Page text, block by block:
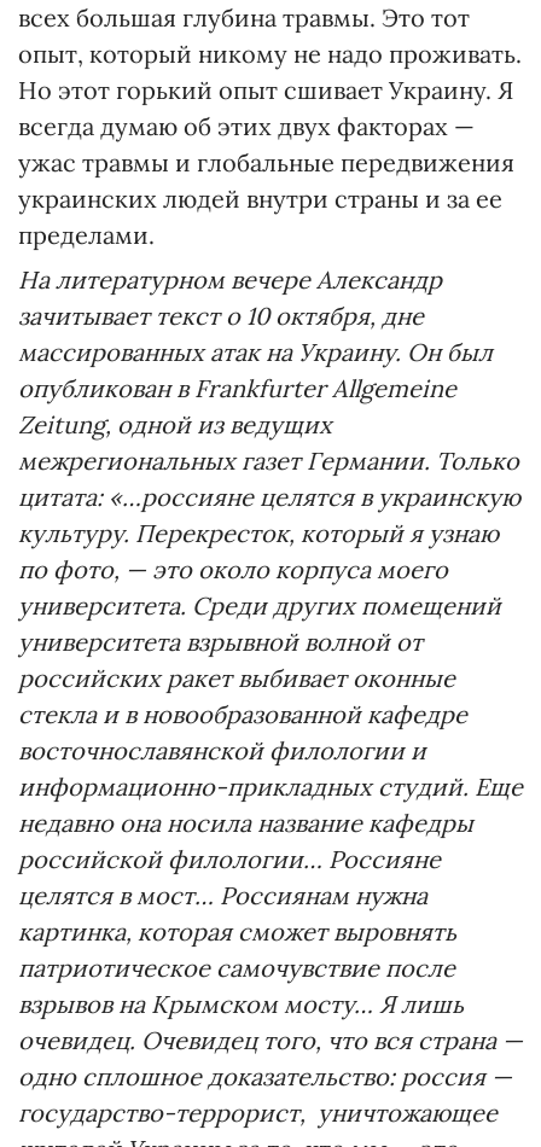
всех большая глубина травмы. Это тот
опыт, который никому не надо проживать.
Но этот горький опыт сшивает Украину. Я
всегда думаю об этих двух факторах —
ужас травмы и глобальные передвижения
украинских людей внутри страны и за ее
пределами.
На литературном вечере Александр
зачитывает текст о 10 октября, дне
массированных атак на Украину. Он был
опубликован в Frankfurter Allgemeine
Zeitung, одной из ведущих
межрегиональных газет Германии. Только
цитата: «…россияне целятся в украинскую
культуру. Перекресток, который я узнаю
по фото, — это около корпуса моего
университета. Среди других помещений
университета взрывной волной от
российских ракет выбивает оконные
стекла и в новообразованной кафедре
восточнославянской филологии и
информационно-прикладных студий. Еще
недавно она носила название кафедры
российской филологии… Россияне
целятся в мост… Россиянам нужна
картинка, которая сможет выровнять
патриотическое самочувствие после
взрывов на Крымском мосту… Я лишь
очевидец. Очевидец того, что вся страна —
одно сплошное доказательство: россия —
государство-террорист, уничтожающее